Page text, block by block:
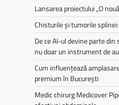
Lansarea proiectului „O
Chisturile și tumorile
De ce AI-ul devine parte
nu doar un instrument de
Cum influențează
premium în București
Medic chirurg Medicover